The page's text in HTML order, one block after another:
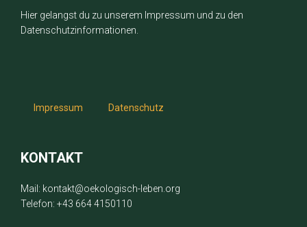
Hier gelangst du zu unserem Impressum und zu den
Datenschutzinformationen.
Impressum Datenschutz
KONTAKT
Mail: kontakt@oekologisch-leben.org
Telefon: +43 664 4150110⁩